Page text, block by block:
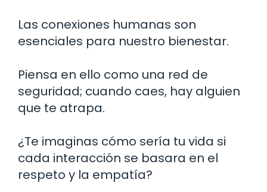
Las conexiones humanas son
esenciales para nuestro bienestar.
Piensa en ello como una red de
seguridad; cuando caes, hay alguien
que te atrapa.
¿Te imaginas cómo sería tu vida si
cada interacción se basara en el
respeto y la empatía?